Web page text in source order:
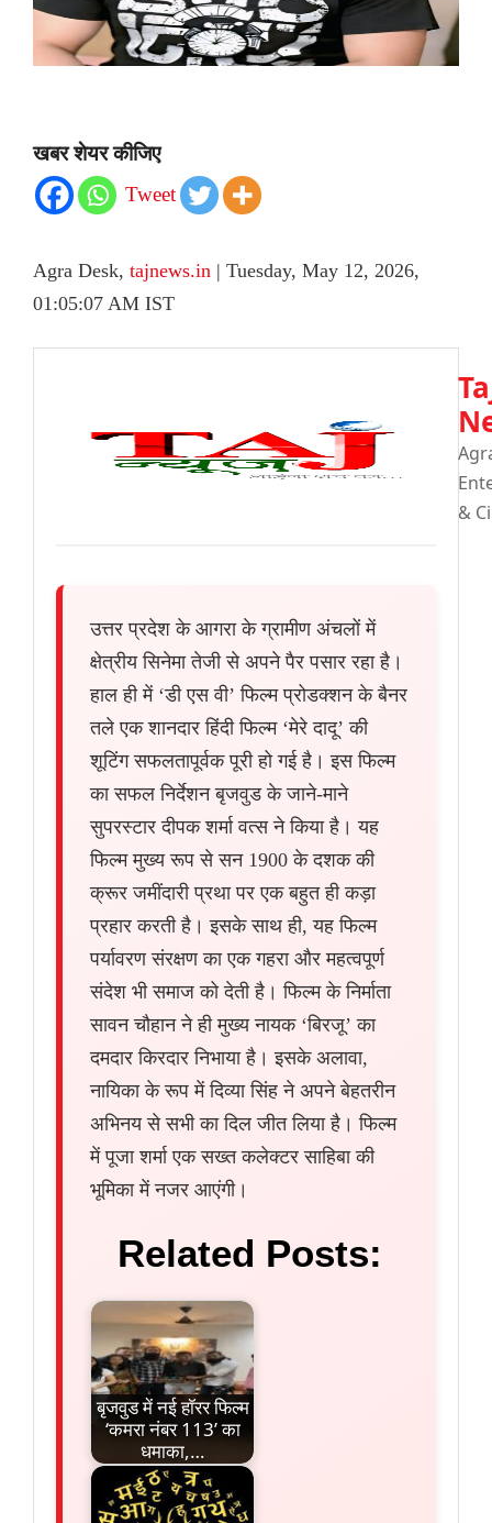
खबर शेयर कीजिए
Tweet
Agra Desk, tajnews.in | Tuesday, May 12, 2026,
01:05:07 AM IST
&
उत्तर प्रदेश के आगरा के ग्रामीण अंचलों में
क्षेत्रीय सिनेमा तेजी से अपने पैर पसार रहा है।
हाल ही में ‘डी एस वी’ फिल्म प्रोडक्शन के बैनर
तले एक शानदार हिंदी फिल्म ‘मेरे दादू’ की
शूटिंग सफलतापूर्वक पूरी हो गई है। इस फिल्म
का सफल निर्देशन बृजवुड के जाने-माने
सुपरस्टार दीपक शर्मा वत्स ने किया है। यह
फिल्म मुख्य रूप से सन 1900 के दशक की
क्रूर जमींदारी प्रथा पर एक बहुत ही कड़ा
प्रहार करती है। इसके साथ ही, यह फिल्म
पर्यावरण संरक्षण का एक गहरा और महत्वपूर्ण
संदेश भी समाज को देती है। फिल्म के निर्माता
सावन चौहान ने ही मुख्य नायक ‘बिरजू’ का
दमदार किरदार निभाया है। इसके अलावा,
नायिका के रूप में दिव्या सिंह ने अपने बेहतरीन
अभिनय से सभी का दिल जीत लिया है। फिल्म
में पूजा शर्मा एक सख्त कलेक्टर साहिबा की
भूमिका में नजर आएंगी।
Related Posts:
बृजवुड में नई हॉरर फिल्म
‘कमरा नंबर 113’ का
धमाका,…